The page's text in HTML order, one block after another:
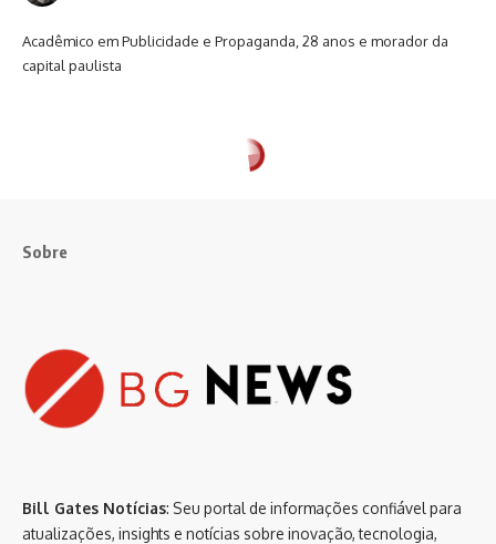
Acadêmico em Publicidade e Propaganda, 28 anos e morador da
capital paulista
Sobre
Bill Gates Notícias: Seu portal de informações confiável para
atualizações, insights e notícias sobre inovação, tecnologia,